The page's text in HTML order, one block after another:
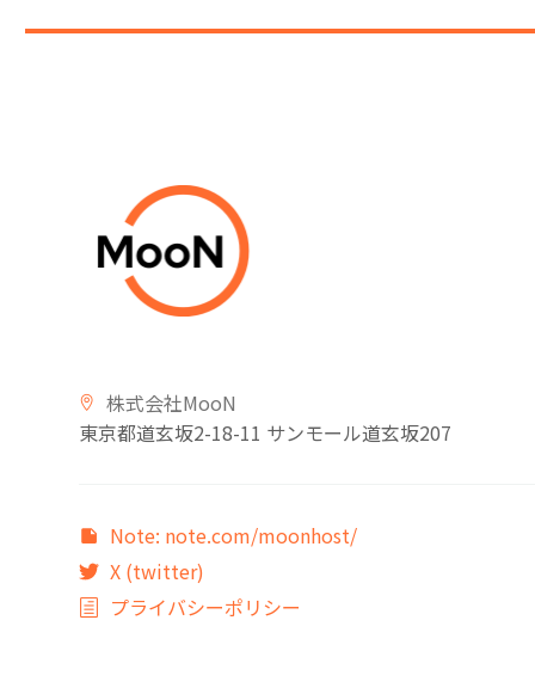
株式会社MooN
東京都道玄坂2-18-11 サンモール道玄坂207
Note: note.com/moonhost/
X (twitter)
プライバシーポリシー